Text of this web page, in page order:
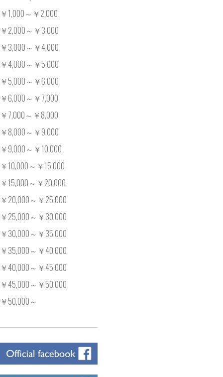
￥1,000～￥2,000
￥2,000～￥3,000
￥3,000～￥4,000
￥4,000～￥5,000
￥5,000～￥6,000
￥6,000～￥7,000
￥7,000～￥8,000
￥8,000～￥9,000
￥9,000～￥10,000
￥10,000～￥15,000
￥15,000～￥20,000
￥20,000～￥25,000
￥25,000～￥30,000
￥30,000～￥35,000
￥35,000～￥40,000
￥40,000～￥45,000
￥45,000～￥50,000
￥50,000～